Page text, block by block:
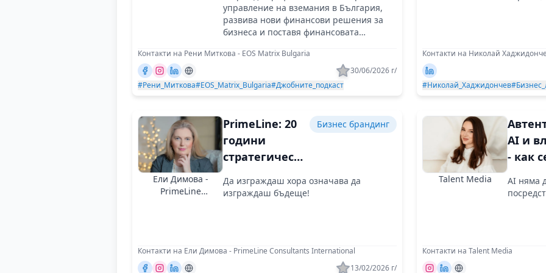
спазени
обещания
управление на вземания в България,
развива нови финансови решения за
бизнеса и поставя финансовата
обществена мисия!
Контакти на Рени Миткова - EOS Matrix Bulgaria
30/06/2026 г/
#Рени_Миткова#EOS_Matrix_Bulgaria#Джобните_подкаст
Контакти на Николай
#Николай_Хаджидончев
Ели Димова -
PrimeLine
PrimeLine: 20
години
стратегическа
човешкия
Бизнес брандинг
Да изграждаш хора означава да
изграждаш бъдеще!
Контакти на Ели Димова - PrimeLine Consultants International
13/02/2026 г/
Talent Media
AI и
- как
AI няма
Контакти на Talent Media